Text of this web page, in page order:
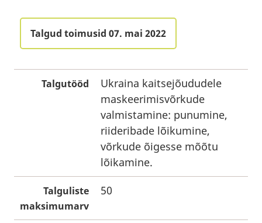
Talgud toimusid 07. mai 2022
Talgutööd
Ukraina kaitsejõududele
maskeerimisvõrkude
valmistamine: punumine,
riideribade lõikumine,
võrkude õigesse mõõtu
lõikamine.
Talguliste
maksimumarv
50